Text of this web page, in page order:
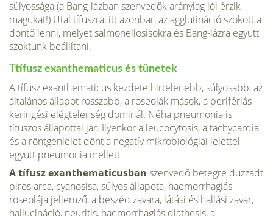
súlyossága (a Bang-lázban szenvedők aránylag jól érzik
magukat!) Utal tífuszra, itt azonban az agglutináció szokott a
döntő lenni, melyet salmonellosisokra és Bang-lázra együtt
szoktunk beállítani.
Ttífusz exanthematicus és tünetek
A tífusz exanthematicus kezdete hirtelenebb, súlyosabb, az
általános állapot rosszabb, a roseolák mások, a perifériás
keringési elégtelenség dominál. Néha pneumonia is
tífuszos állapottal jár. Ilyenkor a leucocytosis, a tachycardia
és a röntgenlelet dönt a negatív mikrobiológiai lelettel
együtt pneumonia mellett.
A tífusz exanthematicusban szenvedő betegre duzzadt
piros arca, cyanosisa, súlyos állapota, haemorrhagiás
roseolája jellemző, a beszéd zavara, látási és hallási zavar,
hallucináció, neuritis, haemorrhagiás diathesis, a